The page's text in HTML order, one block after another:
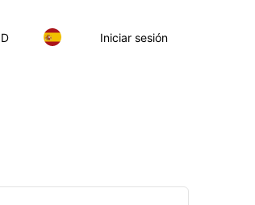
Iniciar sesión